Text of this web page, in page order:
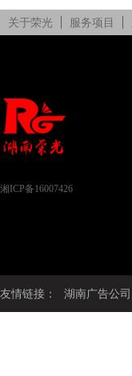
关于荣光 服务项目
湘ICP备16007426
友情链接： 湖南广告公司